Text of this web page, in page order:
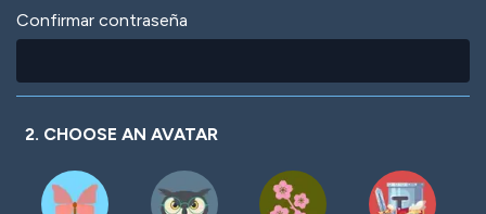
Confirmar contraseña
2. CHOOSE AN AVATAR